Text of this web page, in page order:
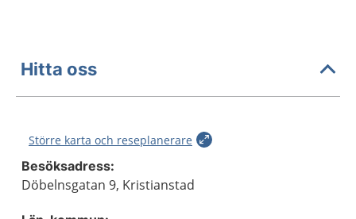
Hitta oss
Större karta och reseplanerare
Besöksadress:
Döbelnsgatan 9, Kristianstad